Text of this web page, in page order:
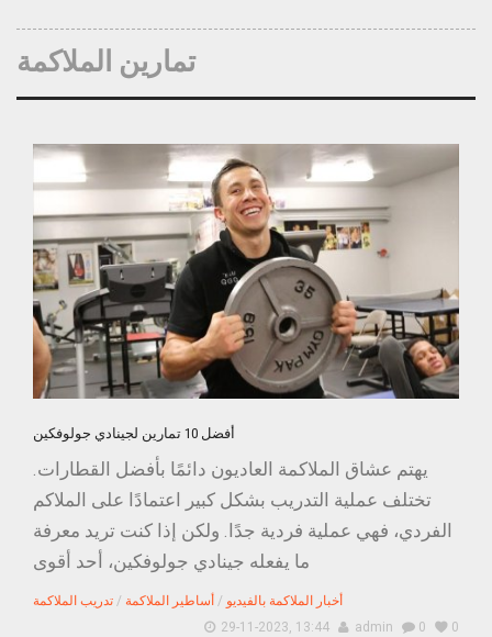
تمارين الملاكمة
أفضل 10 تمارين لجينادي جولوفكين
يهتم عشاق الملاكمة العاديون دائمًا بأفضل القطارات.
تختلف عملية التدريب بشكل كبير اعتمادًا على الملاكم
الفردي، فهي عملية فردية جدًا. ولكن إذا كنت تريد معرفة
ما يفعله جينادي جولوفكين، أحد أقوى
أخبار الملاكمة بالفيديو / أساطير الملاكمة / تدريب الملاكمة
29-11-2023, 13:44
admin 0 0